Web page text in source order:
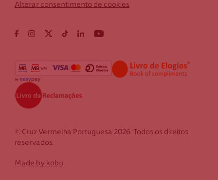
Alterar consentimento de cookies
© Cruz Vermelha Portuguesa 2026. Todos os direitos
reservados.
Made by kobu